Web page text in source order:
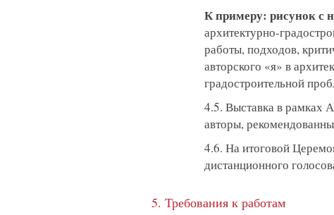
К примеру: рисунок с
архитектурно-
работы, подходов,
авторского «я» в
градостроительной
4.5. Выставка в рамках
авторы,
4.6. На итоговой
дистанционного
5. Требования к работам